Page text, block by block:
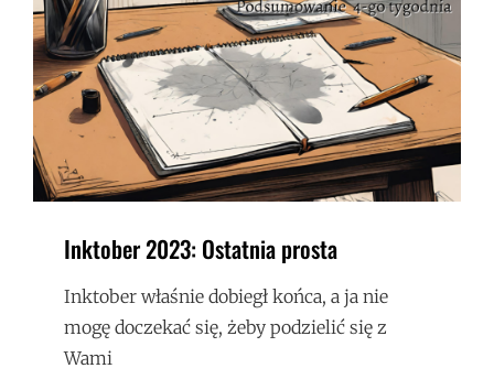
Inktober 2023: Ostatnia prosta
Inktober właśnie dobiegł końca, a ja nie
mogę doczekać się, żeby podzielić się z
Wami